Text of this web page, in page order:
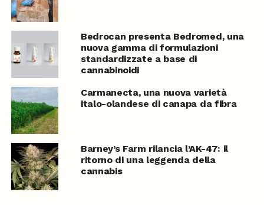
Bedrocan presenta Bedromed, una
nuova gamma di formulazioni
standardizzate a base di
cannabinoidi
Carmanecta, una nuova varietà
italo-olandese di canapa da fibra
Barney’s Farm rilancia l’AK-47: il
ritorno di una leggenda della
cannabis